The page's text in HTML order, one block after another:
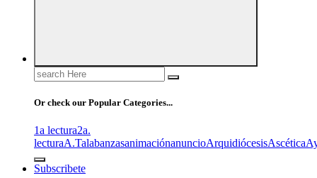
Search
for:
Or check our Popular Categories...
1a lectura2a.
lecturaA.TalabanzasanimaciónanuncioArquidiócesisAscética
Subscribete